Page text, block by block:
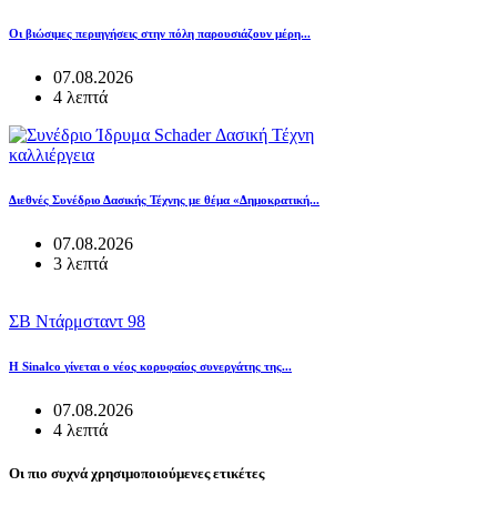
Οι βιώσιμες περιηγήσεις στην πόλη παρουσιάζουν μέρη...
07.08.2026
4 λεπτά
καλλιέργεια
Διεθνές Συνέδριο Δασικής Τέχνης με θέμα «Δημοκρατική...
07.08.2026
3 λεπτά
ΣΒ Ντάρμσταντ 98
Η Sinalco γίνεται ο νέος κορυφαίος συνεργάτης της...
07.08.2026
4 λεπτά
Οι πιο συχνά χρησιμοποιούμενες ετικέτες